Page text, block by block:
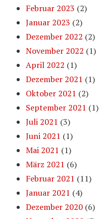
Februar 2023 (2)
Januar 2023 (2)
Dezember 2022 (2)
November 2022 (1)
April 2022 (1)
Dezember 2021 (1)
Oktober 2021 (2)
September 2021 (1)
Juli 2021 (3)
Juni 2021 (1)
Mai 2021 (1)
März 2021 (6)
Februar 2021 (11)
Januar 2021 (4)
Dezember 2020 (6)